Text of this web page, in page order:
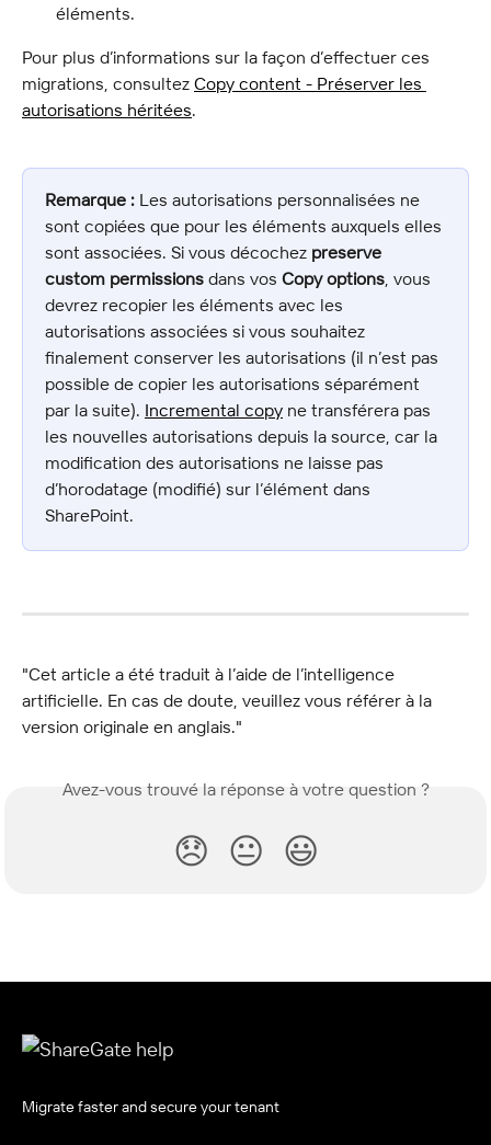
éléments.
Pour plus d’informations sur la façon d’effectuer ces
migrations, consultez Copy content - Préserver les
autorisations héritées.
Remarque : Les autorisations personnalisées ne
sont copiées que pour les éléments auxquels elles
sont associées. Si vous décochez preserve
custom permissions dans vos Copy options , vous
devrez recopier les éléments avec les
autorisations associées si vous souhaitez
finalement conserver les autorisations (il n’est pas
possible de copier les autorisations séparément
par la suite). Incremental copy ne transférera pas
les nouvelles autorisations depuis la source, car la
modification des autorisations ne laisse pas
d’horodatage (modifié) sur l’élément dans
SharePoint.
"Cet article a été traduit à l’aide de l’intelligence
artificielle. En cas de doute, veuillez vous référer à la
version originale en anglais."
Avez-vous trouvé la réponse à votre question ?
😞 😐 😃
Migrate faster and secure your tenant